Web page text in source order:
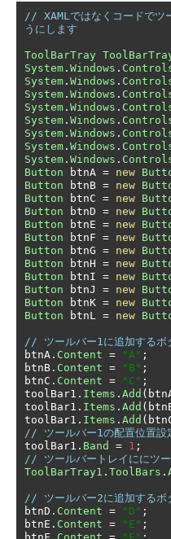
// XAMLではなくコードでツ
うにします
ToolBarTray
System . Windows .
System . Windows .
System . Windows .
System . Windows .
System . Windows .
System . Windows .
System . Windows .
System . Windows .
Button btnA = new
Button btnB = new
Button btnC = new
Button btnD = new
Button btnE = new
Button btnF = new
Button btnG = new
Button btnH = new
Button btnI = new
Button btnJ = new
Button btnK = new
Button btnL = new
// ツールバー1に追加するボ
btnA . Content = "A" ;
btnB . Content = "B" ;
btnC . Content = "C" ;
toolBar1 . Items . Add (
toolBar1 . Items . Add (
toolBar1 . Items . Add (
// ツールバー1の配置位置設
toolBar1 . Band = 1 ;
// ツールバートレイににツ
ToolBarTray1 . ToolBars .
// ツールバー2に追加するボ
btnD . Content = "D" ;
btnE . Content = "E" ;